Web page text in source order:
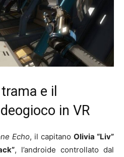
e il
in VR
Echo, il capitano Olivia “Liv”
, l’androide controllato dal